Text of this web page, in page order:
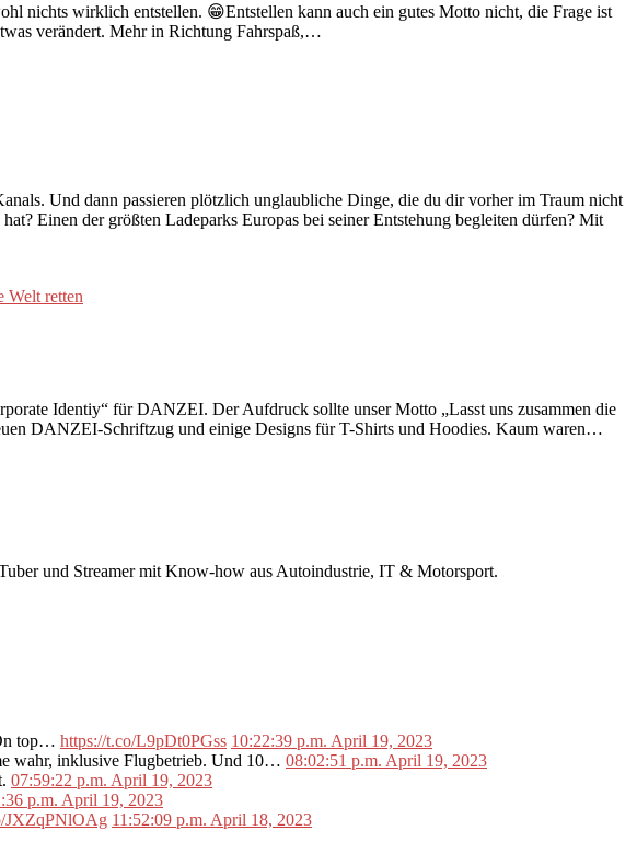
nichts wirklich entstellen. 😁Entstellen kann auch ein gutes Motto nicht, die Frage ist
verändert. Mehr in Richtung Fahrspaß,…
Und dann passieren plötzlich unglaubliche Dinge, die du dir vorher im Traum nicht
Einen der größten Ladeparks Europas bei seiner Entstehung begleiten dürfen? Mit
Identiy“ für DANZEI. Der Aufdruck sollte unser Motto „Lasst uns zusammen die
DANZEI-Schriftzug und einige Designs für T-Shirts und Hoodies. Kaum waren…
und Streamer mit Know-how aus Autoindustrie, IT & Motorsport.
top… https://t.co/L9pDt0PGss 10:22:39 p.m. April 19, 2023
wahr, inklusive Flugbetrieb. Und 10… 08:02:51 p.m. April 19, 2023
07:59:22 p.m. April 19, 2023
p.m. April 19, 2023
JXZqPNlOAg 11:52:09 p.m. April 18, 2023